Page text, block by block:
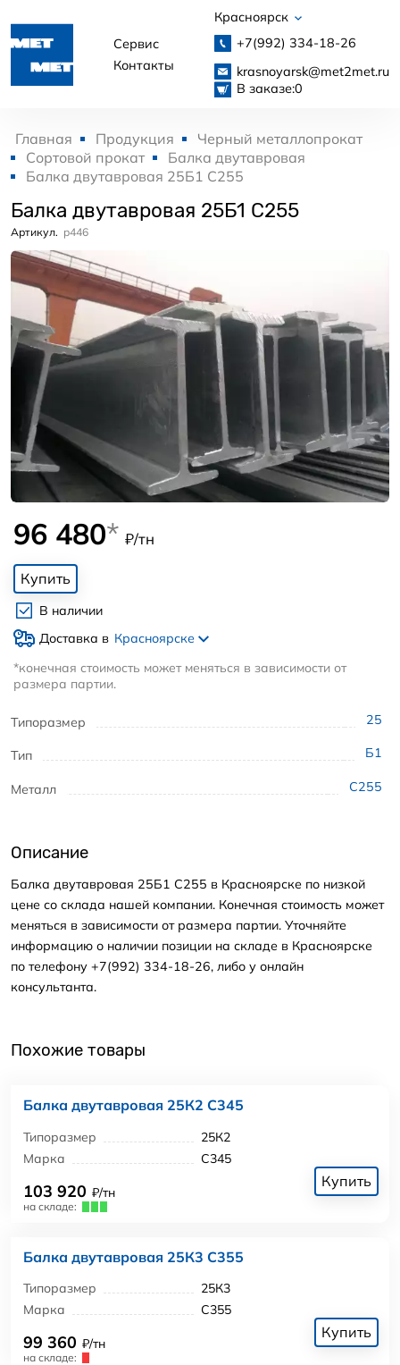
Сервис
Контакты
Красноярск
+7(992) 334-18-26
krasnoyarsk@met2met.ru
В заказе:0
Главная Продукция
Черный металлопрокат
Сортовой прокат
Балка двутавровая
Балка двутавровая 25Б1 С255
Балка двутавровая 25Б1 С255
Артикул. p446
Типоразмер 25
Тип Б1
Металл С255
96 480* ₽/тн
Купить
В наличии
Доставка в Красноярске
*конечная стоимость может меняться в зависимости от
размера партии.
Описание
Балка двутавровая 25Б1 С255 в Красноярске по низкой
цене со склада нашей компании. Конечная стоимость может
меняться в зависимости от размера партии. Уточняйте
информацию о наличии позиции на складе в Красноярске
по телефону +7(992) 334-18-26, либо у онлайн
консультанта.
Похожие товары
Балка двутавровая 25К2 С345
Типоразмер
25К2
Марка
С345
103 920 ₽/тн
на складе:
Купить
Балка двутавровая 25К3 С355
Типоразмер
25К3
Марка
С355
99 360 ₽/тн
на складе:
Купить